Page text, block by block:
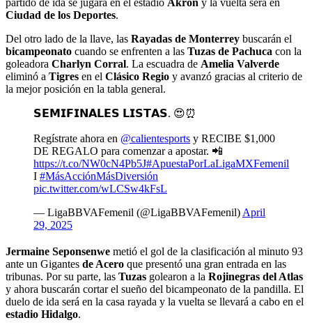
partido de ida se jugará en el estadio Akron y la vuelta será en
Ciudad de los Deportes.
Del otro lado de la llave, las Rayadas de Monterrey buscarán el
bicampeonato cuando se enfrenten a las Tuzas de Pachuca con la
goleadora Charlyn Corral. La escuadra de Amelia Valverde
eliminó a Tigres en el Clásico Regio y avanzó gracias al criterio de
la mejor posición en la tabla general.
𝗦𝗘𝗠𝗜𝗙𝗜𝗡𝗔𝗟𝗘𝗦 𝗟𝗜𝗦𝗧𝗔𝗦. 😍⏰
Regístrate ahora en @calientesports y RECIBE $1,000
DE REGALO para comenzar a apostar. 📲
https://t.co/NW0cN4Pb5J#ApuestaPorLaLigaMXFemenil
I #MásAcciónMásDiversión
pic.twitter.com/wLCSw4kFsL
— LigaBBVAFemenil (@LigaBBVAFemenil) April
29, 2025
Jermaine Seponsenwe metió el gol de la clasificación al minuto 93
ante un Gigantes de Acero que presentó una gran entrada en las
tribunas. Por su parte, las Tuzas golearon a la Rojinegras del Atlas
y ahora buscarán cortar el sueño del bicampeonato de la pandilla. El
duelo de ida será en la casa rayada y la vuelta se llevará a cabo en el
estadio Hidalgo.